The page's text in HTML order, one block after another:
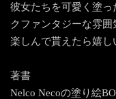
彼女たちを可愛く塗
クファンタジーな雰
楽しんで貰えたら嬉し
著書
Nelco Necoの塗り絵